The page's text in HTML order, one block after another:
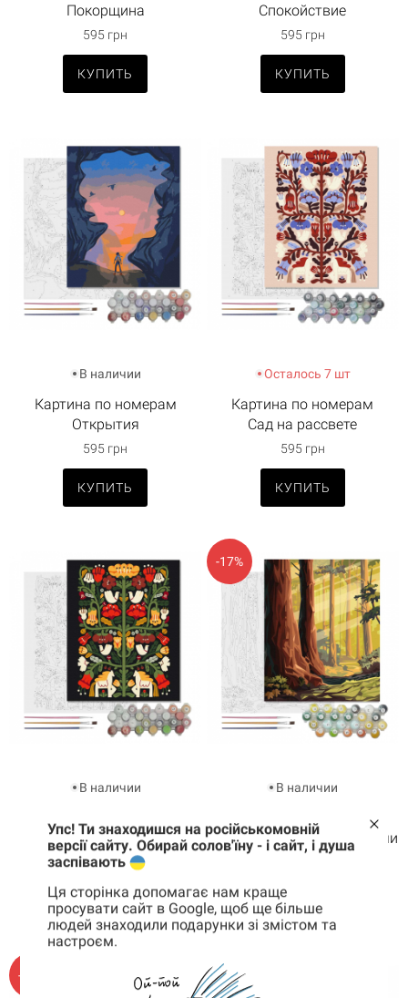
Покорщина
595 грн
КУПИТЬ
Спокойствие
595 грн
КУПИТЬ
В наличии
Картина по номерам
Открытия
595 грн
КУПИТЬ
Осталось 7 шт
Картина по номерам
Сад на рассвете
595 грн
КУПИТЬ
В наличии
Сад за небосклоном
595 грн
КУПИТЬ
-17%
В наличии
Картина по номерам
Прогулка между деревьями
КУПИТЬ
-24% -12%
Упс! Ти знаходишся на російськомовній
версії сайту. Обирай солов'їну - і сайт, і душа
заспівають
Ця сторінка допомагає нам краще
просувати сайт в Google, щоб ще більше
людей знаходили подарунки зі змістом та
настроєм.
Корзина 0 товары